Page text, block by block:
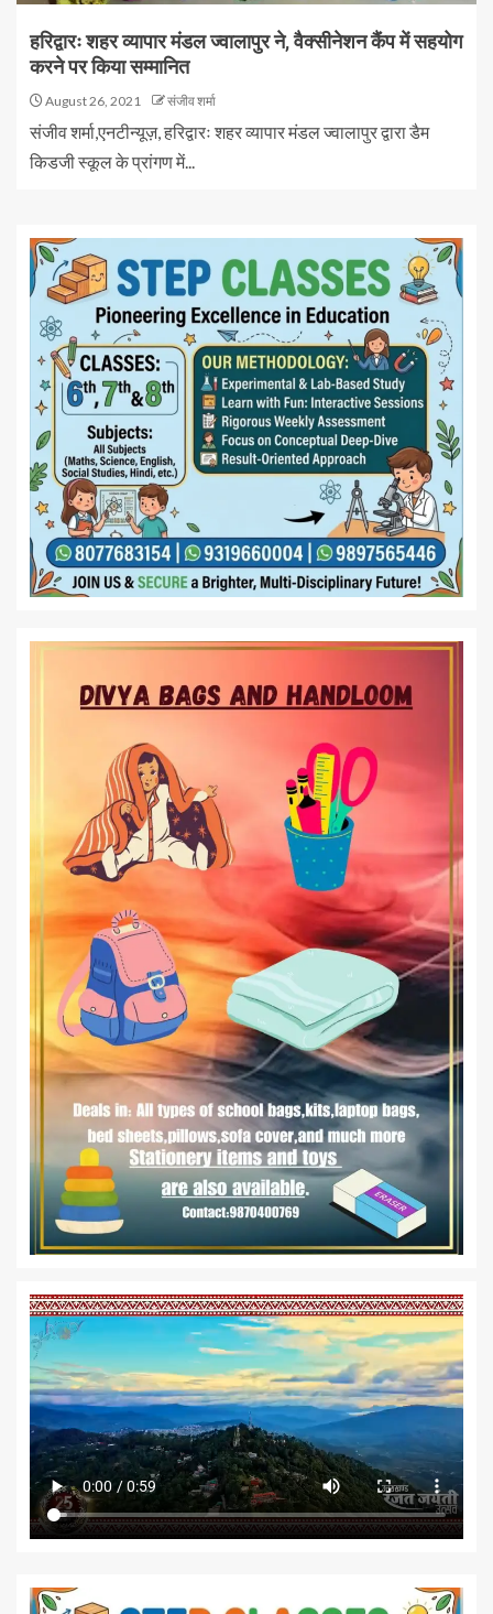
हरिद्वारः शहर व्यापार मंडल ज्वालापुर ने, वैक्सीनेशन कैंप में सहयोग
करने पर किया सम्मानित
August 26, 2021 संजीव शर्मा
संजीव शर्मा,एनटीन्यूज़, हरिद्वारः शहर व्यापार मंडल ज्वालापुर द्वारा डैम
किडजी स्कूल के प्रांगण में...